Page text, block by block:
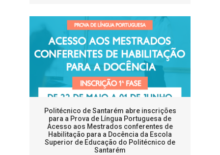
Politécnico de Santarém abre inscrições
para a Prova de Língua Portuguesa de
Acesso aos Mestrados conferentes de
Habilitação para a Docência da Escola
Superior de Educação do Politécnico de
Santarém